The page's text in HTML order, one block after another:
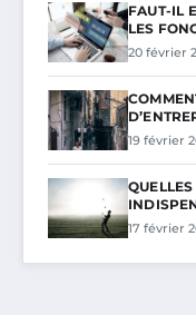
FAUT-IL
LES
20 février
19 février
17 février